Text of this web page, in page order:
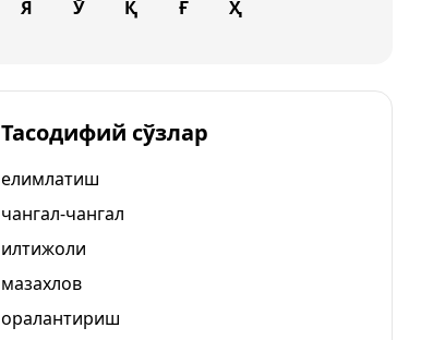
Я Ў Қ Ғ Ҳ
Тасодифий сўзлар
елимлатиш
чангал-чангал
илтижоли
мазахлов
оралантириш